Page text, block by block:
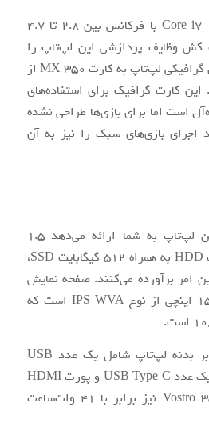
پردازنده اینتل Core i7 1165G7 با فرکانس بین 2.8 تا 4.7
و 12 مگابایت کش وظایف پردازشی این لپ‌تاپ را
برعهده دارد. پردازش‌های گرافیکی لپ‌تاپ به کارت MX 350 از
کارت گرافیک برای استفاده‌های
است اما برای بازی‌ها طراحی نشده
اجرای بازی‌های سبک را نیز به آن
حافظه ذخیره‌سازی که این لپ‌تاپ به شما ارائه می‌دهد 1.5
ترابایت است. یک ترابایت HDD به همراه 512 گیگابایت SSD،
امر برآورده می‌کنند. صفحه نمایش
موجود در این لپ‌تاپ 15.6 اینچی از نوع IPS WVA است که
درگاه‌های ورودی موجود بر بدنه لپ‌تاپ شامل یک عدد USB
2.0، یک عدد USB 3.2، یک عدد USB Type C و پورت HDMI
می‌شود. توان باتری Vostro 3510 نیز برابر با 41 وات‌ساعت